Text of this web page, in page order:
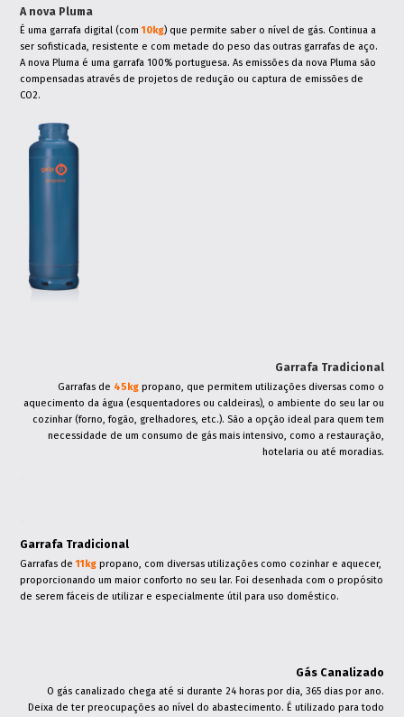
A nova Pluma
É uma garrafa digital (com10kg) que permite saber o nível de gás. Continua a
ser sofisticada, resistente e com metade do peso das outras garrafas de aço.
A nova Pluma é uma garrafa 100% portuguesa. As emissões da nova Pluma são
compensadas através de projetos de redução ou captura de emissões de
CO2.
Garrafa Tradicional
Garrafas de 45kg propano, que permitem utilizações diversas como o
aquecimento da água (esquentadores ou caldeiras), o ambiente do seu lar ou
cozinhar (forno, fogão, grelhadores, etc.). São a opção ideal para quem tem
necessidade de um consumo de gás mais intensivo, como a restauração,
hotelaria ou até moradias.
Garrafa Tradicional
Garrafas de11kg propano, com diversas utilizações como cozinhar e aquecer,
proporcionando um maior conforto no seu lar. Foi desenhada com o propósito
de serem fáceis de utilizar e especialmente útil para uso doméstico.
Gás Canalizado
O gás canalizado chega até si durante 24 horas por dia, 365 dias por ano.
Deixa de ter preocupações ao nível do abastecimento. É utilizado para todo